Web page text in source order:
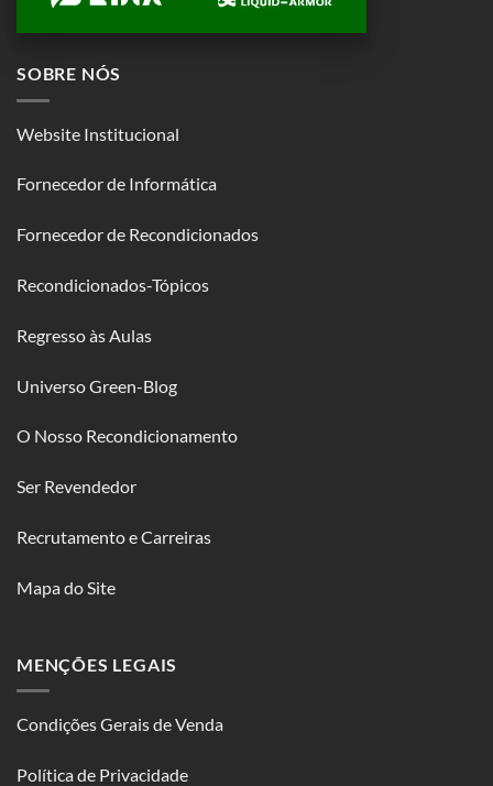
SOBRE NÓS
Website Institucional
Fornecedor de Informática
Fornecedor de Recondicionados
Recondicionados-Tópicos
Regresso às Aulas
Universo Green-Blog
O Nosso Recondicionamento
Ser Revendedor
Recrutamento e Carreiras
Mapa do Site
MENÇÕES LEGAIS
Condições Gerais de Venda
Política de Privacidade